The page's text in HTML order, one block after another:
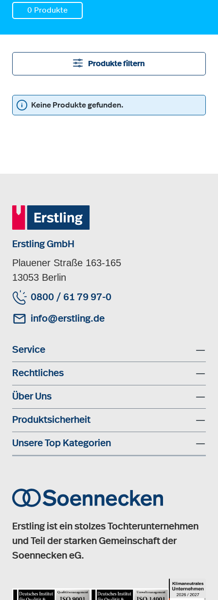
0 Produkte
Produkte filtern
Keine Produkte gefunden.
Erstling GmbH
Plauener Straße 163-165
13053 Berlin
0800 / 61 79 97-0
info@erstling.de
Service
Rechtliches
Über Uns
Produktsicherheit
Unsere Top Kategorien
Erstling ist ein stolzes Tochterunternehmen
und Teil der starken Gemeinschaft der
Soennecken eG.